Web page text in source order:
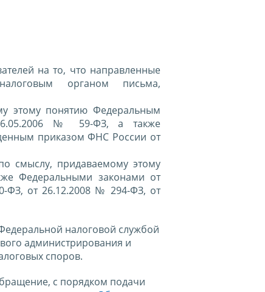
на то, что направленные
органом письма,
этому понятию Федеральным
№ 59-ФЗ, а также
приказом ФНС России от
смыслу, придаваемому этому
Федеральными законами от
ФЗ, от 26.12.2008 № 294-ФЗ, от
налоговой службой
администрирования и
споров.
с порядком подачи